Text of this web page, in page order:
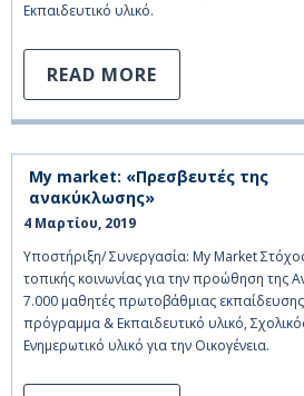
Εκπαιδευτικό υλικό.
READ MORE
My market: «Πρεσβευτές της
ανακύκλωσης»
4 Μαρτίου, 2019
Υποστήριξη/ Συνεργασία: My Market
τοπικής κοινωνίας για την προώθηση της
7.000 μαθητές πρωτοβάθμιας
πρόγραμμα & Εκπαιδευτικό υλικό,
Ενημερωτικό υλικό για την Οικογένεια.